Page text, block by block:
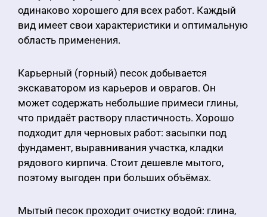
одинаково хорошего для всех работ. Каждый
вид имеет свои характеристики и оптимальную
область применения.
Карьерный (горный) песок добывается
экскаватором из карьеров и оврагов. Он
может содержать небольшие примеси глины,
что придаёт раствору пластичность. Хорошо
подходит для черновых работ: засыпки под
фундамент, выравнивания участка, кладки
рядового кирпича. Стоит дешевле мытого,
поэтому выгоден при больших объёмах.
Мытый песок проходит очистку водой: глина,